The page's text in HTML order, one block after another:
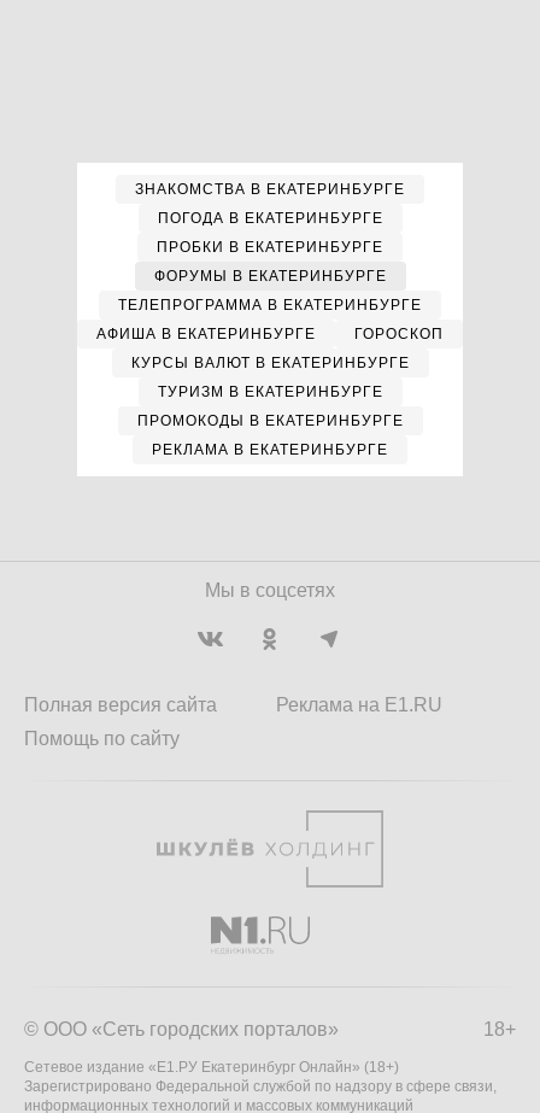
ЗНАКОМСТВА В ЕКАТЕРИНБУРГЕ
ПОГОДА В ЕКАТЕРИНБУРГЕ
ПРОБКИ В ЕКАТЕРИНБУРГЕ
ФОРУМЫ В ЕКАТЕРИНБУРГЕ
ТЕЛЕПРОГРАММА В ЕКАТЕРИНБУРГЕ
АФИША В ЕКАТЕРИНБУРГЕ
ГОРОСКОП
КУРСЫ ВАЛЮТ В ЕКАТЕРИНБУРГЕ
ТУРИЗМ В ЕКАТЕРИНБУРГЕ
ПРОМОКОДЫ В ЕКАТЕРИНБУРГЕ
РЕКЛАМА В ЕКАТЕРИНБУРГЕ
Мы в соцсетях
Полная версия сайта
Помощь по сайту
Реклама на E1.RU
18+
© ООО «Сеть городских порталов»
Сетевое издание «Е1.РУ Екатеринбург Онлайн» (18+)
Зарегистрировано Федеральной службой по надзору в сфере связи,
информационных технологий и массовых коммуникаций